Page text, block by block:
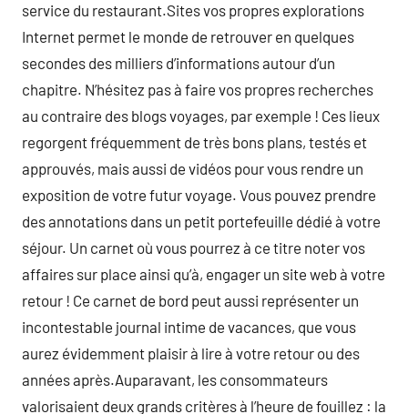
service du restaurant.Sites vos propres explorations
Internet permet le monde de retrouver en quelques
secondes des milliers d’informations autour d’un
chapitre. N’hésitez pas à faire vos propres recherches
au contraire des blogs voyages, par exemple ! Ces lieux
regorgent fréquemment de très bons plans, testés et
approuvés, mais aussi de vidéos pour vous rendre un
exposition de votre futur voyage. Vous pouvez prendre
des annotations dans un petit portefeuille dédié à votre
séjour. Un carnet où vous pourrez à ce titre noter vos
affaires sur place ainsi qu’à, engager un site web à votre
retour ! Ce carnet de bord peut aussi représenter un
incontestable journal intime de vacances, que vous
aurez évidemment plaisir à lire à votre retour ou des
années après.Auparavant, les consommateurs
valorisaient deux grands critères à l’heure de fouillez : la